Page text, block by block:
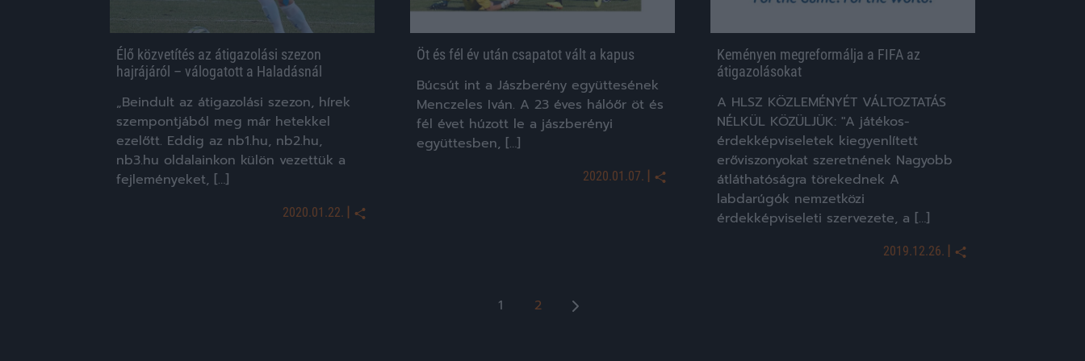
Élő közvetítés az átigazolási szezon
hajrájáról – válogatott a Haladásnál
„Beindult az átigazolási szezon, hírek
szempontjából meg már hetekkel
ezelőtt. Eddig az nb1.hu, nb2.hu,
nb3.hu oldalainkon külön vezettük a
fejleményeket, […]
2020.01.22. |
Öt és fél év után csapatot vált a kapus
Búcsút int a Jászberény együttesének
Menczeles Iván. A 23 éves hálóőr öt és
fél évet húzott le a jászberényi
együttesben, […]
2020.01.07. |
Keményen megreformálja a FIFA az
átigazolásokat
A HLSZ KÖZLEMÉNYÉT VÁLTOZTATÁS
NÉLKÜL KÖZÜLJÜK: "A játékos-
érdekképviseletek kiegyenlített
erőviszonyokat szeretnének Nagyobb
átláthatóságra törekednek A
labdarúgók nemzetközi
érdekképviseleti szervezete, a […]
2019.12.26. |
Bejegyzések
1 2